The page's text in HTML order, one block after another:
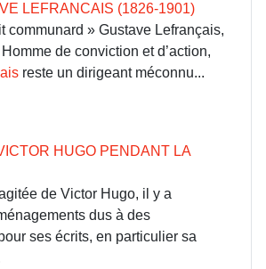
LEFRANCAIS (1826-1901)
communard » Gustave Lefrançais,
de conviction et d’action,
reste un dirigeant méconnu...
HUGO PENDANT LA
de Victor Hugo, il y a
dus à des
ses écrits, en particulier sa